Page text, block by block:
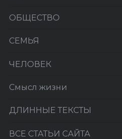
ОБЩЕСТВО
СЕМЬЯ
ЧЕЛОВЕК
Смысл жизни
ДЛИННЫЕ ТЕКСТЫ
ВСЕ СТАТЬИ САЙТА